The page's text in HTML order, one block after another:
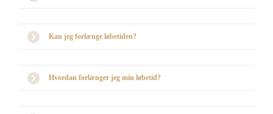
Kan jeg forlænge løbetiden?
Hvordan forlænger jeg min løbetid?